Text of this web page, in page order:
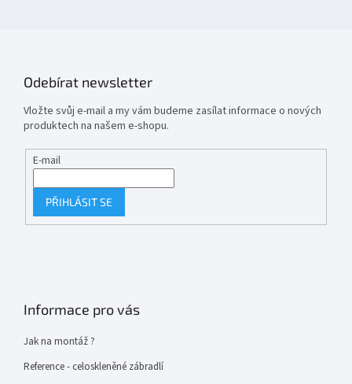
Odebírat newsletter
Vložte svůj e-mail a my vám budeme zasílat informace o nových
produktech na našem e-shopu.
E-mail
PŘIHLÁSIT SE
Informace pro vás
Jak na montáž ?
Reference - celoskleněné zábradlí